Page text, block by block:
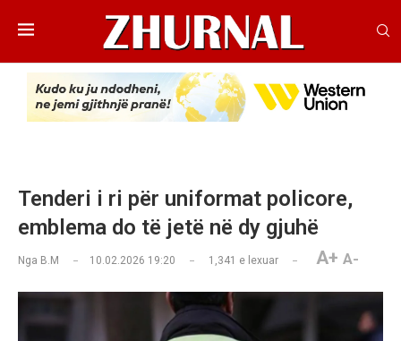
Tenderi i ri për uniformat policore,
emblema do të jetë në dy gjuhë
Nga B.M 10.02.2026 19:20 1,341 e lexuar A+ A-